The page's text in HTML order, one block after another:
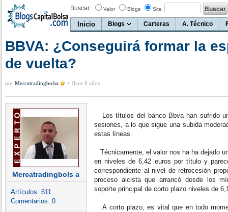
Buscar: Valor Blogs Site
Inicio Blogs Carteras A. Técnico
BBVA: ¿Conseguirá formar la
de vuelta?
por Mercatradingbolsa • Hace 9 años
Mercatradingbols a
Artículos: 611
Comentarios: 0
Los títulos del banco Bbva han sufrido
sesiones, a lo que sigue una subida
estas líneas.
Técnicamente, el valor nos ha ha dejado
en niveles de 6,42 euros por título y
correspondiente al nivel de retrocesión
proceso alcista que arrancó desde los
soporte principal de corto plazo niveles de
A corto plazo, es vital que en todo